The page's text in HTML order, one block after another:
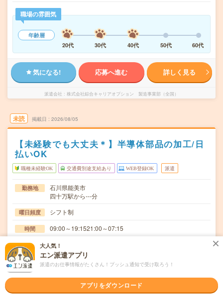
職場の雰囲気
年齢層
20代
30代 40代 50代 60代
気になる! 応募へ進む 詳しく見る
派遣会社 株式会社綜合キャリアオプション 製造事業部（全国）
未読 掲載日 2026/08/05
【未経験でも大丈夫＊】半導体部品の加工/日
払いOK
職種未経験OK 交通費別途支給あり WEB登録OK 派遣
勤務地
石川県能美市
四十万駅から---分
曜日頻度 シフト制
時間 09:00～19:1521:00～07:15
期間 長期でお仕事できる方、大歓迎！
時給 時給1400円
交通費規定内支給
大人気！
エン派遣アプリ
派遣のお仕事情報がたくさん！プッシュ通知で受け取ろう！
アプリをダウンロード